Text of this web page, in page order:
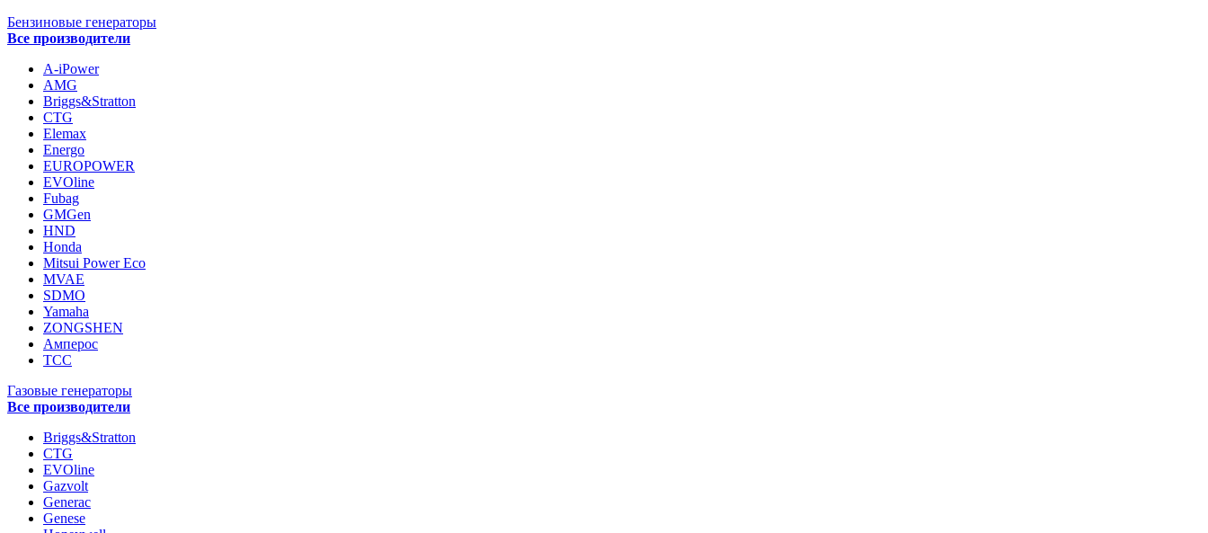
Бензиновые генераторы
Все производители
A-iPower
AMG
Briggs&Stratton
CTG
Elemax
Energo
EUROPOWER
EVOline
Fubag
GMGen
HND
Honda
Mitsui Power Eco
MVAE
SDMO
Yamaha
ZONGSHEN
Амперос
ТСС
Газовые генераторы
Все производители
Briggs&Stratton
CTG
EVOline
Gazvolt
Generac
Genese